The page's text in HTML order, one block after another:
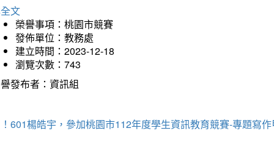
文
榮譽事項：桃園市競賽
發佈單位：教務處
建立時間：2023-12-18
瀏覽次數：743
發布者：資訊組
601楊皓宇，參加桃園市112年度學生資訊教育競賽-專題寫